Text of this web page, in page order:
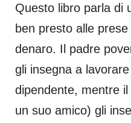
Questo libro parla di
ben presto alle
denaro. Il padre
gli insegna a
dipendente, mentre
un suo amico) gli